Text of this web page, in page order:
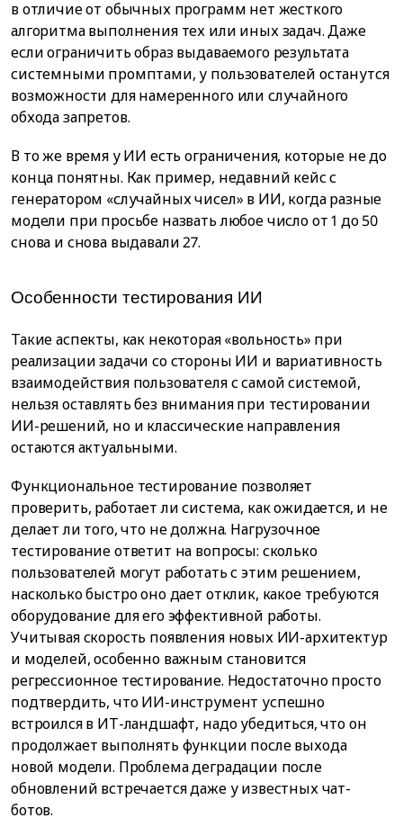
в отличие от обычных программ нет жесткого
алгоритма выполнения тех или иных задач. Даже
если ограничить образ выдаваемого результата
системными промптами, у пользователей останутся
возможности для намеренного или случайного
обхода запретов.
В то же время у ИИ есть ограничения, которые не до
конца понятны. Как пример, недавний кейс с
генератором «случайных чисел» в ИИ, когда разные
модели при просьбе назвать любое число от 1 до 50
снова и снова выдавали 27.
Особенности тестирования ИИ
Такие аспекты, как некоторая «вольность» при
реализации задачи со стороны ИИ и вариативность
взаимодействия пользователя с самой системой,
нельзя оставлять без внимания при тестировании
ИИ-решений, но и классические направления
остаются актуальными.
Функциональное тестирование позволяет
проверить, работает ли система, как ожидается, и не
делает ли того, что не должна. Нагрузочное
тестирование ответит на вопросы: сколько
пользователей могут работать с этим решением,
насколько быстро оно дает отклик, какое требуются
оборудование для его эффективной работы.
Учитывая скорость появления новых ИИ-архитектур
и моделей, особенно важным становится
регрессионное тестирование. Недостаточно просто
подтвердить, что ИИ-инструмент успешно
встроился в ИТ-ландшафт, надо убедиться, что он
продолжает выполнять функции после выхода
новой модели. Проблема деградации после
обновлений встречается даже у известных чат-
ботов.